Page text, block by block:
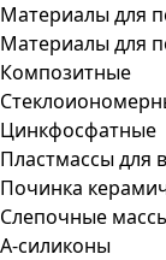
Материалы для
Материалы для
Композитные
Цинкфосфатные
Пластмассы для
Починка
Слепочные
А-силиконы